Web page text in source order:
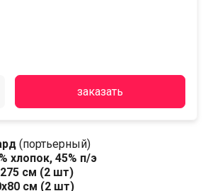
заказать
(портьерный)
хлопок, 45% п/э
см (2 шт)
см (2 шт)